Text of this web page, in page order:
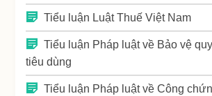
Tiểu luận Luật Thuế Việt Nam
Tiểu luận Pháp luật về Bảo vệ
tiêu dùng
Tiểu luận Pháp luật về Công